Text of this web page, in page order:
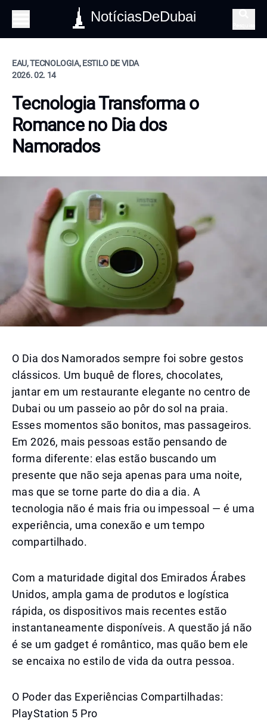
NotíciasDeDubai
EAU, TECNOLOGIA, ESTILO DE VIDA
2026. 02. 14
Tecnologia Transforma o
Romance no Dia dos
Namorados
O Dia dos Namorados sempre foi sobre gestos
clássicos. Um buquê de flores, chocolates,
jantar em um restaurante elegante no centro de
Dubai ou um passeio ao pôr do sol na praia.
Esses momentos são bonitos, mas passageiros.
Em 2026, mais pessoas estão pensando de
forma diferente: elas estão buscando um
presente que não seja apenas para uma noite,
mas que se torne parte do dia a dia. A
tecnologia não é mais fria ou impessoal — é uma
experiência, uma conexão e um tempo
compartilhado.
Com a maturidade digital dos Emirados Árabes
Unidos, ampla gama de produtos e logística
rápida, os dispositivos mais recentes estão
instantaneamente disponíveis. A questão já não
é se um gadget é romântico, mas quão bem ele
se encaixa no estilo de vida da outra pessoa.
O Poder das Experiências Compartilhadas:
PlayStation 5 Pro